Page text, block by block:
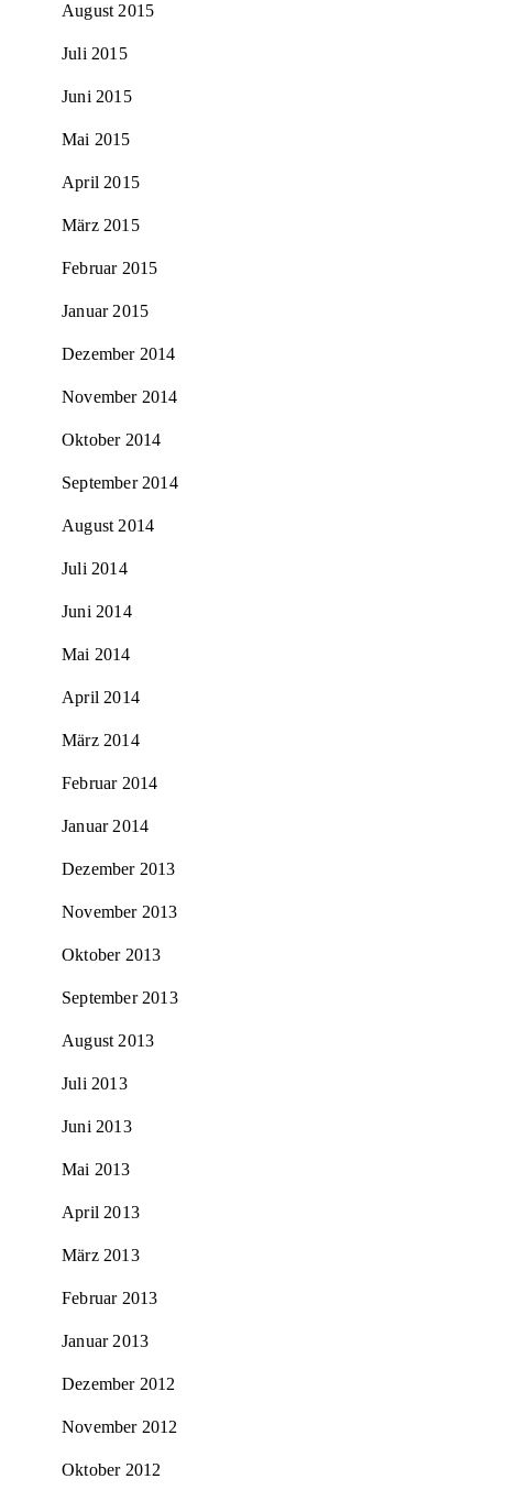
August 2015
Juli 2015
Juni 2015
Mai 2015
April 2015
März 2015
Februar 2015
Januar 2015
Dezember 2014
November 2014
Oktober 2014
September 2014
August 2014
Juli 2014
Juni 2014
Mai 2014
April 2014
März 2014
Februar 2014
Januar 2014
Dezember 2013
November 2013
Oktober 2013
September 2013
August 2013
Juli 2013
Juni 2013
Mai 2013
April 2013
März 2013
Februar 2013
Januar 2013
Dezember 2012
November 2012
Oktober 2012